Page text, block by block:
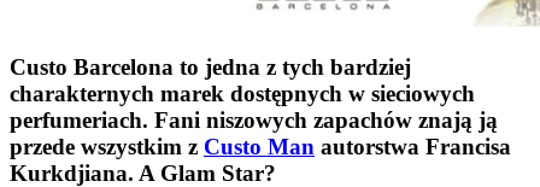
Custo Barcelona to jedna z tych bardziej
charakternych marek dostępnych w sieciowych
perfumeriach. Fani niszowych zapachów znają ją
przede wszystkim z Custo Man autorstwa Francisa
Kurkdjiana. A Glam Star?